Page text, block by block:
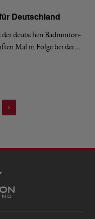
Deutschland
der deutschen Badminton-
Mal in Folge bei der…
Next